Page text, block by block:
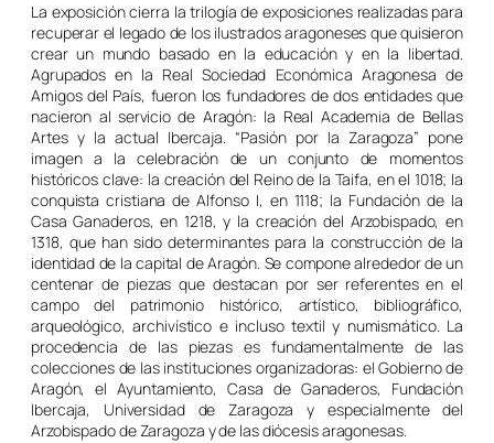
La exposición cierra la trilogía de exposiciones realizadas para
recuperar el legado de los ilustrados aragoneses que quisieron
crear un mundo basado en la educación y en la libertad.
Agrupados en la Real Sociedad Económica Aragonesa de
Amigos del País, fueron los fundadores de dos entidades que
nacieron al servicio de Aragón: la Real Academia de Bellas
Artes y la actual Ibercaja. “Pasión por la Zaragoza” pone
imagen a la celebración de un conjunto de momentos
históricos clave: la creación del Reino de la Taifa, en el 1018; la
conquista cristiana de Alfonso I, en 1118; la Fundación de la
Casa Ganaderos, en 1218, y la creación del Arzobispado, en
1318, que han sido determinantes para la construcción de la
identidad de la capital de Aragón. Se compone alrededor de un
centenar de piezas que destacan por ser referentes en el
campo del patrimonio histórico, artístico, bibliográfico,
arqueológico, archivístico e incluso textil y numismático. La
procedencia de las piezas es fundamentalmente de las
colecciones de las instituciones organizadoras: el Gobierno de
Aragón, el Ayuntamiento, Casa de Ganaderos, Fundación
Ibercaja, Universidad de Zaragoza y especialmente del
Arzobispado de Zaragoza y de las diócesis aragonesas.